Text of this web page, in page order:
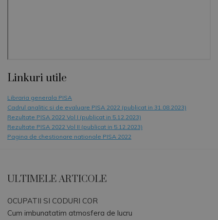
Linkuri utile
Libraria generala PISA
Cadrul analitic si de evaluare PISA 2022 (publicat in 31.08.2023)
Rezultate PISA 2022 Vol I (publicat in 5.12.2023)
Rezultate PISA 2022 Vol II (publicat in 5.12.2023)
Pagina de chestionare nationale PISA 2022
ULTIMELE ARTICOLE
OCUPATII SI CODURI COR
Cum imbunatatim atmosfera de lucru